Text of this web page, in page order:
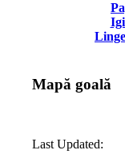
Mapă goală
Last Updated: